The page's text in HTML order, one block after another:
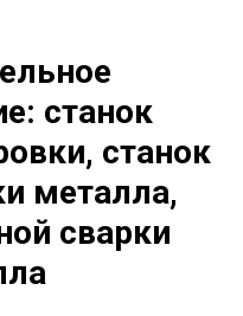
станок
станок
металла,
сварки